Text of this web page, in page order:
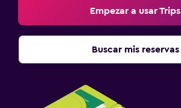
Empezar a usar Trips
Buscar mis reservas